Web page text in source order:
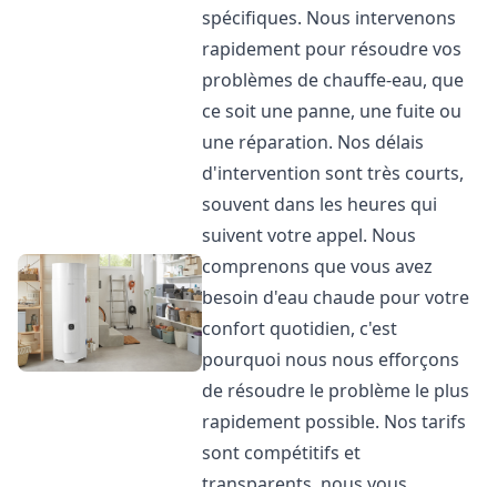
spécifiques. Nous intervenons
rapidement pour résoudre vos
problèmes de chauffe-eau, que
ce soit une panne, une fuite ou
une réparation. Nos délais
d'intervention sont très courts,
souvent dans les heures qui
suivent votre appel. Nous
comprenons que vous avez
besoin d'eau chaude pour votre
confort quotidien, c'est
pourquoi nous nous efforçons
de résoudre le problème le plus
rapidement possible. Nos tarifs
sont compétitifs et